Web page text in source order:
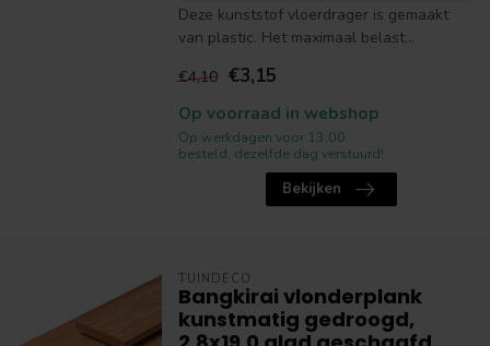
Deze kunststof vloerdrager is gemaakt
van plastic. Het maximaal belast...
€4,10 €3,15
Op voorraad in webshop
Op werkdagen voor 13:00
besteld, dezelfde dag verstuurd!
Bekijken
TUINDECO
Bangkirai vlonderplank
kunstmatig gedroogd,